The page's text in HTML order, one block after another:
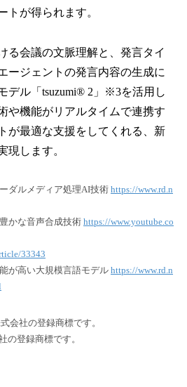
トが得られます。
会議の文脈理解と、発言タイ
ージェントの発言内容の生成に
デル「tsuzumi® 2」※3を活用し
や機能がリアルタイムで連携す
が最適な支援をしてくれる、新
現します。
ダルメディア処理AI技術 https://www.rd.n
かな音声合成技術 https://www.youtube.co
33343
が高い大規模言語モデル https://www.rd.n
会社の登録商標です。
の登録商標です。